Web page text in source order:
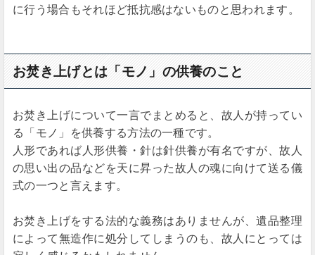
に行う場合もそれほど抵抗感はないものと思われます。
お焚き上げとは「モノ」の供養のこと
お焚き上げについて一言でまとめると、故人が持ってい
る「モノ」を供養する方法の一種です。
人形であれば人形供養・針は針供養が有名ですが、故人
の思い出の品などを天に昇った故人の魂に向けて送る儀
式の一つと言えます。
お焚き上げをする法的な義務はありませんが、遺品整理
によって無造作に処分してしまうのも、故人にとっては